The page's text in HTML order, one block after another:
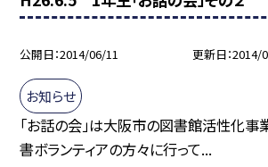
公開日 2014/06/11 更新日 2014/
お知らせ
「お話の会」は大阪市の図書館活性化事
書ボランティアの方々に行って...